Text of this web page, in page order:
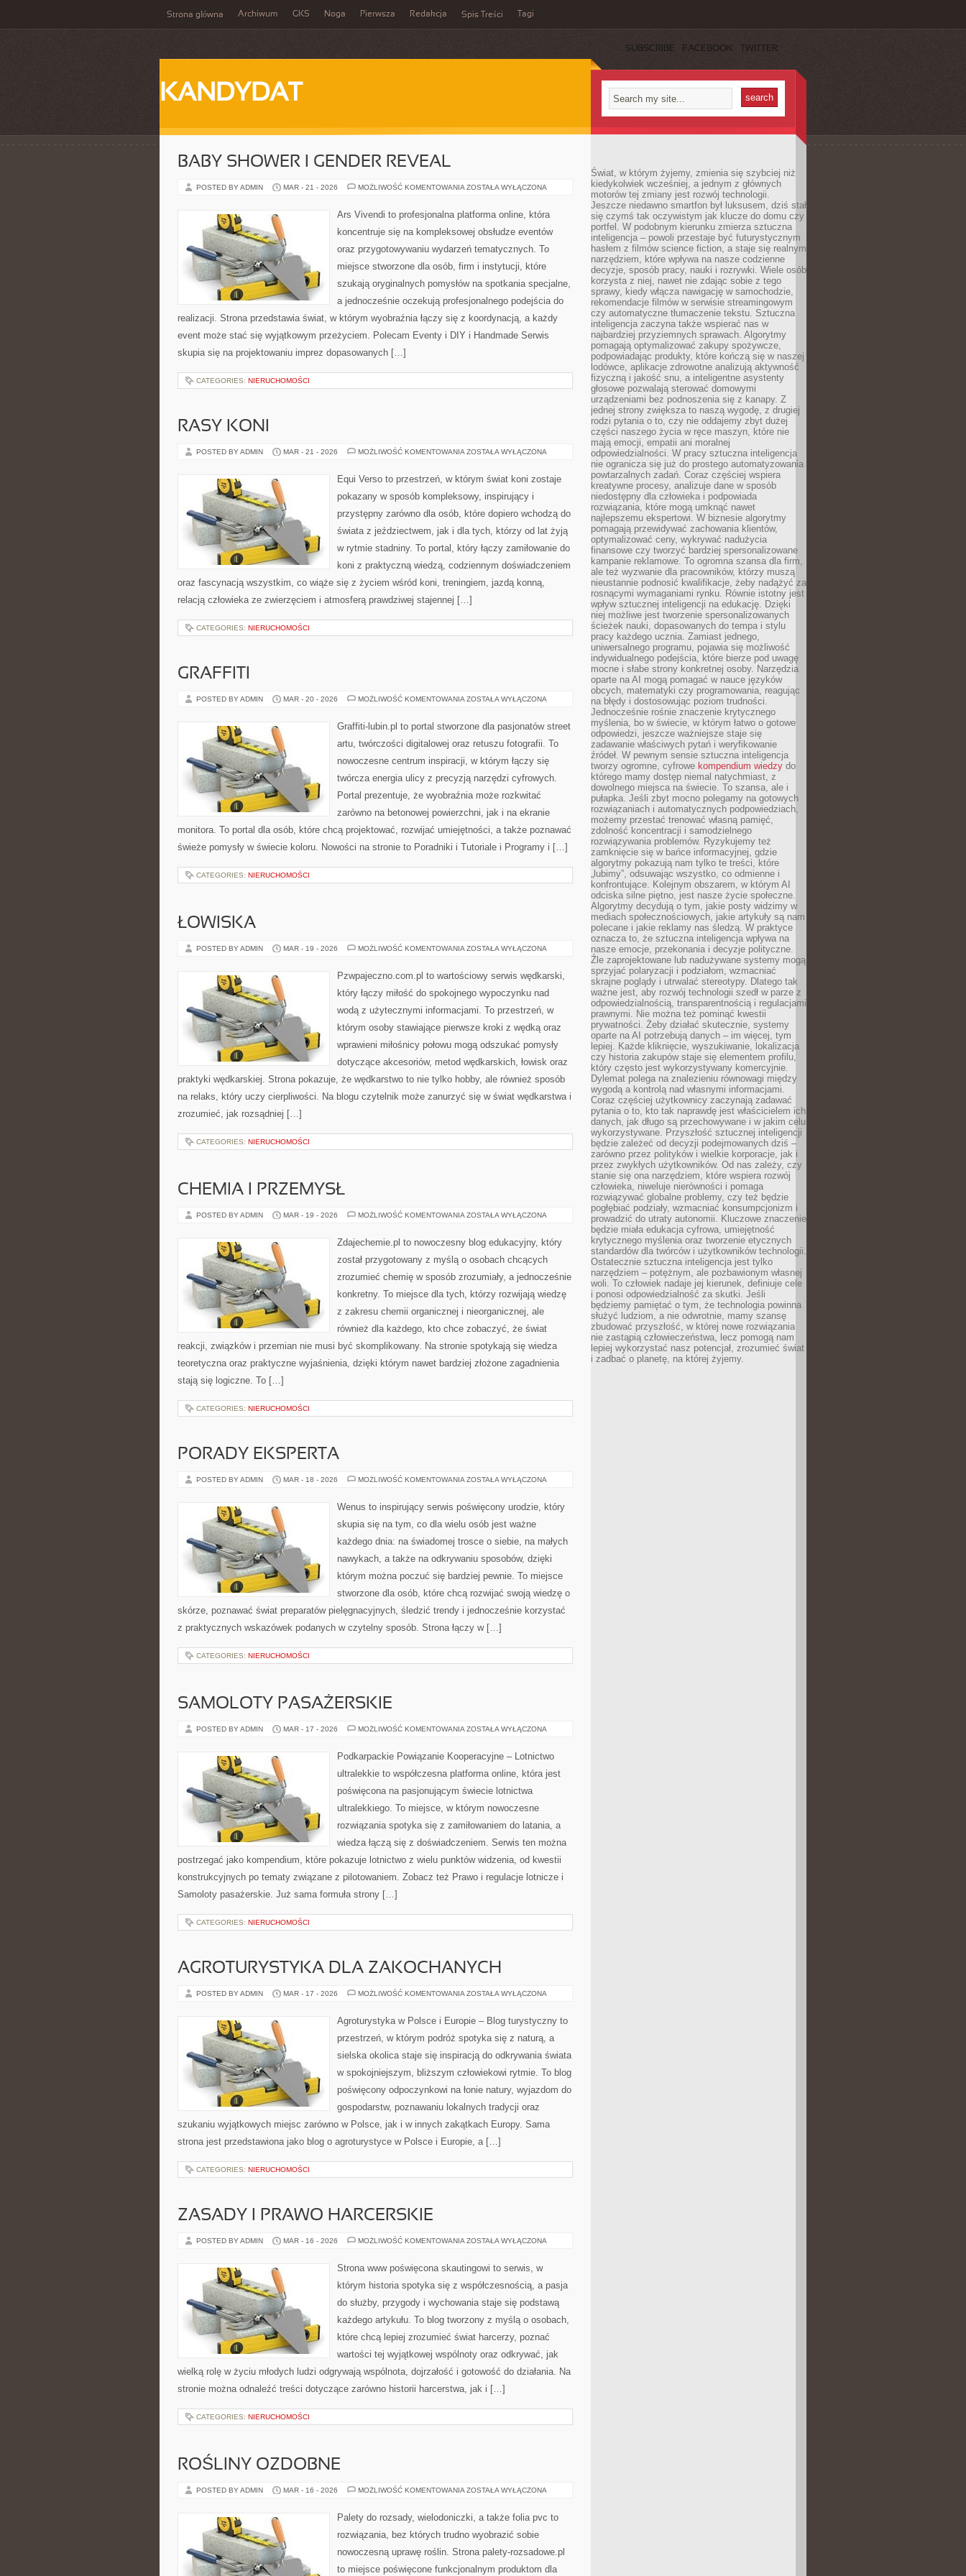
Strona główna Archiwum GKS Noga Pierwsza Redakcja Spis Treści Tagi
SUBSCRIBE FACEBOOK TWITTER
KANDYDAT
BABY SHOWER I GENDER REVEAL
POSTED BY ADMIN MAR - 21 - 2026 MOŻLIWOŚĆ KOMENTOWANIA BABY
GENDER
REVEAL
ZOSTAŁA WYŁĄCZONA
Ars Vivendi to profesjonalna platforma online, która
koncentruje się na kompleksowej obsłudze eventów
oraz przygotowywaniu wydarzeń tematycznych. To
miejsce stworzone dla osób, firm i instytucji, które
szukają oryginalnych pomysłów na spotkania specjalne,
a jednocześnie oczekują profesjonalnego podejścia do
realizacji. Strona przedstawia świat, w którym wyobraźnia łączy się z koordynacją, a każdy
event może stać się wyjątkowym przeżyciem. Polecam Eventy i DIY i Handmade Serwis
skupia się na projektowaniu imprez dopasowanych […]
CATEGORIES: NIERUCHOMOŚCI
RASY KONI
POSTED BY ADMIN MAR - 21 - 2026 MOŻLIWOŚĆ KOMENTOWANIA RASY
ZOSTAŁA WYŁĄCZONA
Equi Verso to przestrzeń, w którym świat koni zostaje
pokazany w sposób kompleksowy, inspirujący i
przystępny zarówno dla osób, które dopiero wchodzą do
świata z jeździectwem, jak i dla tych, którzy od lat żyją
w rytmie stadniny. To portal, który łączy zamiłowanie do
koni z praktyczną wiedzą, codziennym doświadczeniem
oraz fascynacją wszystkim, co wiąże się z życiem wśród koni, treningiem, jazdą konną,
relacją człowieka ze zwierzęciem i atmosferą prawdziwej stajennej […]
CATEGORIES: NIERUCHOMOŚCI
GRAFFITI
POSTED BY ADMIN MAR - 20 - 2026 MOŻLIWOŚĆ KOMENTOWANIA GRAFFITI
ZOSTAŁA WYŁĄCZONA
Graffiti-lubin.pl to portal stworzone dla pasjonatów street
artu, twórczości digitalowej oraz retuszu fotografii. To
nowoczesne centrum inspiracji, w którym łączy się
twórcza energia ulicy z precyzją narzędzi cyfrowych.
Portal prezentuje, że wyobraźnia może rozkwitać
zarówno na betonowej powierzchni, jak i na ekranie
monitora. To portal dla osób, które chcą projektować, rozwijać umiejętności, a także poznawać
świeże pomysły w świecie koloru. Nowości na stronie to Poradniki i Tutoriale i Programy i […]
CATEGORIES: NIERUCHOMOŚCI
ŁOWISKA
POSTED BY ADMIN MAR - 19 - 2026 MOŻLIWOŚĆ KOMENTOWANIA ŁOWISKA
ZOSTAŁA WYŁĄCZONA
Pzwpajeczno.com.pl to wartościowy serwis wędkarski,
który łączy miłość do spokojnego wypoczynku nad
wodą z użytecznymi informacjami. To przestrzeń, w
którym osoby stawiające pierwsze kroki z wędką oraz
wprawieni miłośnicy połowu mogą odszukać pomysły
dotyczące akcesoriów, metod wędkarskich, łowisk oraz
praktyki wędkarskiej. Strona pokazuje, że wędkarstwo to nie tylko hobby, ale również sposób
na relaks, który uczy cierpliwości. Na blogu czytelnik może zanurzyć się w świat wędkarstwa i
zrozumieć, jak rozsądniej […]
CATEGORIES: NIERUCHOMOŚCI
CHEMIA I PRZEMYSŁ
POSTED BY ADMIN MAR - 19 - 2026 MOŻLIWOŚĆ KOMENTOWANIA CHEMIA
ZOSTAŁA WYŁĄCZONA
Zdajechemie.pl to nowoczesny blog edukacyjny, który
został przygotowany z myślą o osobach chcących
zrozumieć chemię w sposób zrozumiały, a jednocześnie
konkretny. To miejsce dla tych, którzy rozwijają wiedzę
z zakresu chemii organicznej i nieorganicznej, ale
również dla każdego, kto chce zobaczyć, że świat
reakcji, związków i przemian nie musi być skomplikowany. Na stronie spotykają się wiedza
teoretyczna oraz praktyczne wyjaśnienia, dzięki którym nawet bardziej złożone zagadnienia
stają się logiczne. To […]
CATEGORIES: NIERUCHOMOŚCI
PORADY EKSPERTA
POSTED BY ADMIN MAR - 18 - 2026 MOŻLIWOŚĆ KOMENTOWANIA PORADY
ZOSTAŁA WYŁĄCZONA
Wenus to inspirujący serwis poświęcony urodzie, który
skupia się na tym, co dla wielu osób jest ważne
każdego dnia: na świadomej trosce o siebie, na małych
nawykach, a także na odkrywaniu sposobów, dzięki
którym można poczuć się bardziej pewnie. To miejsce
stworzone dla osób, które chcą rozwijać swoją wiedzę o
skórze, poznawać świat preparatów pielęgnacyjnych, śledzić trendy i jednocześnie korzystać
z praktycznych wskazówek podanych w czytelny sposób. Strona łączy w […]
CATEGORIES: NIERUCHOMOŚCI
SAMOLOTY PASAŻERSKIE
POSTED BY ADMIN MAR - 17 - 2026 MOŻLIWOŚĆ KOMENTOWANIA SAMOLOTY
ZOSTAŁA WYŁĄCZONA
Podkarpackie Powiązanie Kooperacyjne – Lotnictwo
ultralekkie to współczesna platforma online, która jest
poświęcona na pasjonującym świecie lotnictwa
ultralekkiego. To miejsce, w którym nowoczesne
rozwiązania spotyka się z zamiłowaniem do latania, a
wiedza łączą się z doświadczeniem. Serwis ten można
postrzegać jako kompendium, które pokazuje lotnictwo z wielu punktów widzenia, od kwestii
konstrukcyjnych po tematy związane z pilotowaniem. Zobacz też Prawo i regulacje lotnicze i
Samoloty pasażerskie. Już sama formuła strony […]
CATEGORIES: NIERUCHOMOŚCI
AGROTURYSTYKA DLA ZAKOCHANYCH
POSTED BY ADMIN MAR - 17 - 2026 MOŻLIWOŚĆ KOMENTOWANIA AGROTURYSTYKA
ZOSTAŁA WYŁĄCZONA
Agroturystyka w Polsce i Europie – Blog turystyczny to
przestrzeń, w którym podróż spotyka się z naturą, a
sielska okolica staje się inspiracją do odkrywania świata
w spokojniejszym, bliższym człowiekowi rytmie. To blog
poświęcony odpoczynkowi na łonie natury, wyjazdom do
gospodarstw, poznawaniu lokalnych tradycji oraz
szukaniu wyjątkowych miejsc zarówno w Polsce, jak i w innych zakątkach Europy. Sama
strona jest przedstawiona jako blog o agroturystyce w Polsce i Europie, a […]
CATEGORIES: NIERUCHOMOŚCI
ZASADY I PRAWO HARCERSKIE
POSTED BY ADMIN MAR - 16 - 2026 MOŻLIWOŚĆ KOMENTOWANIA ZASADY
HARCERSKIE
ZOSTAŁA WYŁĄCZONA
Strona www poświęcona skautingowi to serwis, w
którym historia spotyka się z współczesnością, a pasja
do służby, przygody i wychowania staje się podstawą
każdego artykułu. To blog tworzony z myślą o osobach,
które chcą lepiej zrozumieć świat harcerzy, poznać
wartości tej wyjątkowej wspólnoty oraz odkrywać, jak
wielką rolę w życiu młodych ludzi odgrywają wspólnota, dojrzałość i gotowość do działania. Na
stronie można odnaleźć treści dotyczące zarówno historii harcerstwa, jak i […]
CATEGORIES: NIERUCHOMOŚCI
ROŚLINY OZDOBNE
POSTED BY ADMIN MAR - 16 - 2026 MOŻLIWOŚĆ KOMENTOWANIA ROŚLINY
ZOSTAŁA WYŁĄCZONA
Palety do rozsady, wielodoniczki, a także folia pvc to
rozwiązania, bez których trudno wyobrazić sobie
nowoczesną uprawę roślin. Strona palety-rozsadowe.pl
to miejsce poświęcone funkcjonalnym produktom dla
Świat, w którym żyjemy, zmienia się szybciej niż
kiedykolwiek wcześniej, a jednym z głównych
motorów tej zmiany jest rozwój technologii.
Jeszcze niedawno smartfon był luksusem, dziś stał
się czymś tak oczywistym jak klucze do domu czy
portfel. W podobnym kierunku zmierza sztuczna
inteligencja – powoli przestaje być futurystycznym
hasłem z filmów science fiction, a staje się realnym
narzędziem, które wpływa na nasze codzienne
decyzje, sposób pracy, nauki i rozrywki. Wiele osób
korzysta z niej, nawet nie zdając sobie z tego
sprawy, kiedy włącza nawigację w samochodzie,
rekomendacje filmów w serwisie streamingowym
czy automatyczne tłumaczenie tekstu. Sztuczna
inteligencja zaczyna także wspierać nas w
najbardziej przyziemnych sprawach. Algorytmy
pomagają optymalizować zakupy spożywcze,
podpowiadając produkty, które kończą się w naszej
lodówce, aplikacje zdrowotne analizują aktywność
fizyczną i jakość snu, a inteligentne asystenty
głosowe pozwalają sterować domowymi
urządzeniami bez podnoszenia się z kanapy. Z
jednej strony zwiększa to naszą wygodę, z drugiej
rodzi pytania o to, czy nie oddajemy zbyt dużej
części naszego życia w ręce maszyn, które nie
mają emocji, empatii ani moralnej
odpowiedzialności. W pracy sztuczna inteligencja
nie ogranicza się już do prostego automatyzowania
powtarzalnych zadań. Coraz częściej wspiera
kreatywne procesy, analizuje dane w sposób
niedostępny dla człowieka i podpowiada
rozwiązania, które mogą umknąć nawet
najlepszemu ekspertowi. W biznesie algorytmy
pomagają przewidywać zachowania klientów,
optymalizować ceny, wykrywać nadużycia
finansowe czy tworzyć bardziej spersonalizowane
kampanie reklamowe. To ogromna szansa dla firm,
ale też wyzwanie dla pracowników, którzy muszą
nieustannie podnosić kwalifikacje, żeby nadążyć za
rosnącymi wymaganiami rynku. Równie istotny jest
wpływ sztucznej inteligencji na edukację. Dzięki
niej możliwe jest tworzenie spersonalizowanych
ścieżek nauki, dopasowanych do tempa i stylu
pracy każdego ucznia. Zamiast jednego,
uniwersalnego programu, pojawia się możliwość
indywidualnego podejścia, które bierze pod uwagę
mocne i słabe strony konkretnej osoby. Narzędzia
oparte na AI mogą pomagać w nauce języków
obcych, matematyki czy programowania, reagując
na błędy i dostosowując poziom trudności.
Jednocześnie rośnie znaczenie krytycznego
myślenia, bo w świecie, w którym łatwo o gotowe
odpowiedzi, jeszcze ważniejsze staje się
zadawanie właściwych pytań i weryfikowanie
źródeł. W pewnym sensie sztuczna inteligencja
tworzy ogromne, cyfrowe kompendium wiedzy do
którego mamy dostęp niemal natychmiast, z
dowolnego miejsca na świecie. To szansa, ale i
pułapka. Jeśli zbyt mocno polegamy na gotowych
rozwiązaniach i automatycznych podpowiedziach,
możemy przestać trenować własną pamięć,
zdolność koncentracji i samodzielnego
rozwiązywania problemów. Ryzykujemy też
zamknięcie się w bańce informacyjnej, gdzie
algorytmy pokazują nam tylko te treści, które
„lubimy”, odsuwając wszystko, co odmienne i
konfrontujące. Kolejnym obszarem, w którym AI
odciska silne piętno, jest nasze życie społeczne.
Algorytmy decydują o tym, jakie posty widzimy w
mediach społecznościowych, jakie artykuły są nam
polecane i jakie reklamy nas śledzą. W praktyce
oznacza to, że sztuczna inteligencja wpływa na
nasze emocje, przekonania i decyzje polityczne.
Źle zaprojektowane lub nadużywane systemy mogą
sprzyjać polaryzacji i podziałom, wzmacniać
skrajne poglądy i utrwalać stereotypy. Dlatego tak
ważne jest, aby rozwój technologii szedł w parze z
odpowiedzialnością, transparentnością i regulacjami
prawnymi. Nie można też pominąć kwestii
prywatności. Żeby działać skutecznie, systemy
oparte na AI potrzebują danych – im więcej, tym
lepiej. Każde kliknięcie, wyszukiwanie, lokalizacja
czy historia zakupów staje się elementem profilu,
który często jest wykorzystywany komercyjnie.
Dylemat polega na znalezieniu równowagi między
wygodą a kontrolą nad własnymi informacjami.
Coraz częściej użytkownicy zaczynają zadawać
pytania o to, kto tak naprawdę jest właścicielem ich
danych, jak długo są przechowywane i w jakim celu
wykorzystywane. Przyszłość sztucznej inteligencji
będzie zależeć od decyzji podejmowanych dziś –
zarówno przez polityków i wielkie korporacje, jak i
przez zwykłych użytkowników. Od nas zależy, czy
stanie się ona narzędziem, które wspiera rozwój
człowieka, niweluje nierówności i pomaga
rozwiązywać globalne problemy, czy też będzie
pogłębiać podziały, wzmacniać konsumpcjonizm i
prowadzić do utraty autonomii. Kluczowe znaczenie
będzie miała edukacja cyfrowa, umiejętność
krytycznego myślenia oraz tworzenie etycznych
standardów dla twórców i użytkowników technologii.
Ostatecznie sztuczna inteligencja jest tylko
narzędziem – potężnym, ale pozbawionym własnej
woli. To człowiek nadaje jej kierunek, definiuje cele
i ponosi odpowiedzialność za skutki. Jeśli
będziemy pamiętać o tym, że technologia powinna
służyć ludziom, a nie odwrotnie, mamy szansę
zbudować przyszłość, w której nowe rozwiązania
nie zastąpią człowieczeństwa, lecz pomogą nam
lepiej wykorzystać nasz potencjał, zrozumieć świat
i zadbać o planetę, na której żyjemy.